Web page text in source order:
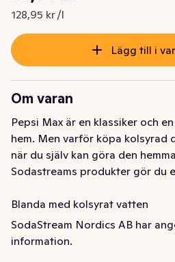
Nuvarande pris är: 56,74 kr
128,95 kr /l
Lägg till i
Om varan
Pepsi Max är en klassiker och
hem. Men varför köpa kolsyrad
när du själv kan göra den
Sodastreams produkter gör du
Blanda med kolsyrat vatten
Använd flaskans kork för att
smakkoncentrat (1 del
SodaStream Nordics AB har
information.